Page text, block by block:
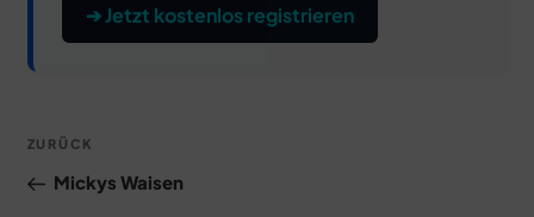
➔ Jetzt kostenlos registrieren
Beitragsnavigation
Vorheriger
Beitrag
ZURÜCK
Mickys Waisen